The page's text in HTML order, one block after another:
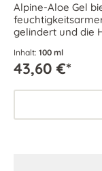
Alpine-Aloe Gel
gelindert und die
Inhalt: 100 ml
43,60 €*